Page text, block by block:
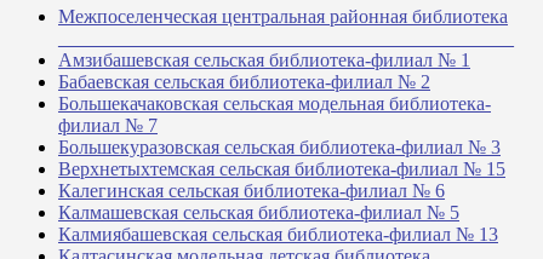
Межпоселенческая центральная районная библиотека
Амзибашевская сельская библиотека-филиал № 1
Бабаевская сельская библиотека-филиал № 2
Большекачаковская сельская модельная библиотека-
филиал № 7
Большекуразовская сельская библиотека-филиал № 3
Верхнетыхтемская сельская библиотека-филиал № 15
Калегинская сельская библиотека-филиал № 6
Калмашевская сельская библиотека-филиал № 5
Калмиябашевская сельская библиотека-филиал № 13